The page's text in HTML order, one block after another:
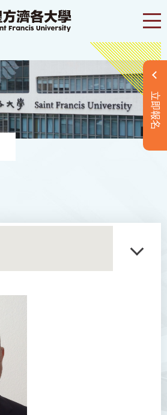
立即報名
教職員